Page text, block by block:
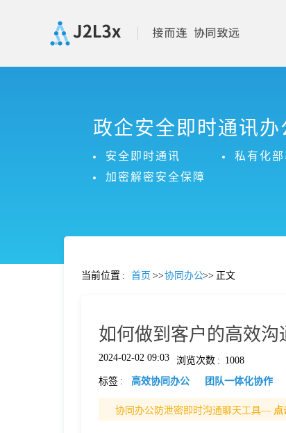
政企安全即时通讯办
安全即时通讯
私有化部
加密解密安全保障
当前位置 : 首页 >>协同办公>> 正文
如何做到客户的高效沟
2024-02-02 09:03 浏览次数 : 1008
标签 : 高效协同办公 团队一体化协作
协同办公防泄密即时沟通聊天工具— 点